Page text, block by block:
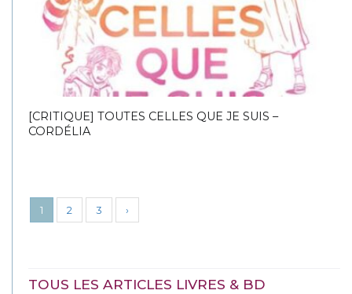
[CRITIQUE] TOUTES CELLES QUE JE SUIS –
CORDÉLIA
1 2 3 ›
TOUS LES ARTICLES LIVRES & BD